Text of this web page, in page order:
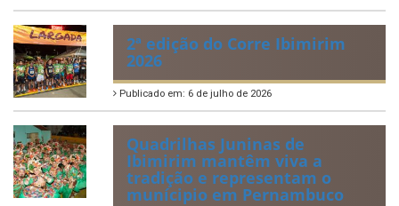
2ª edição do Corre Ibimirim
2026
Publicado em: 6 de julho de 2026
Quadrilhas Juninas de
Ibimirim mantêm viva a
tradição e representam o
munícipio em Pernambuco